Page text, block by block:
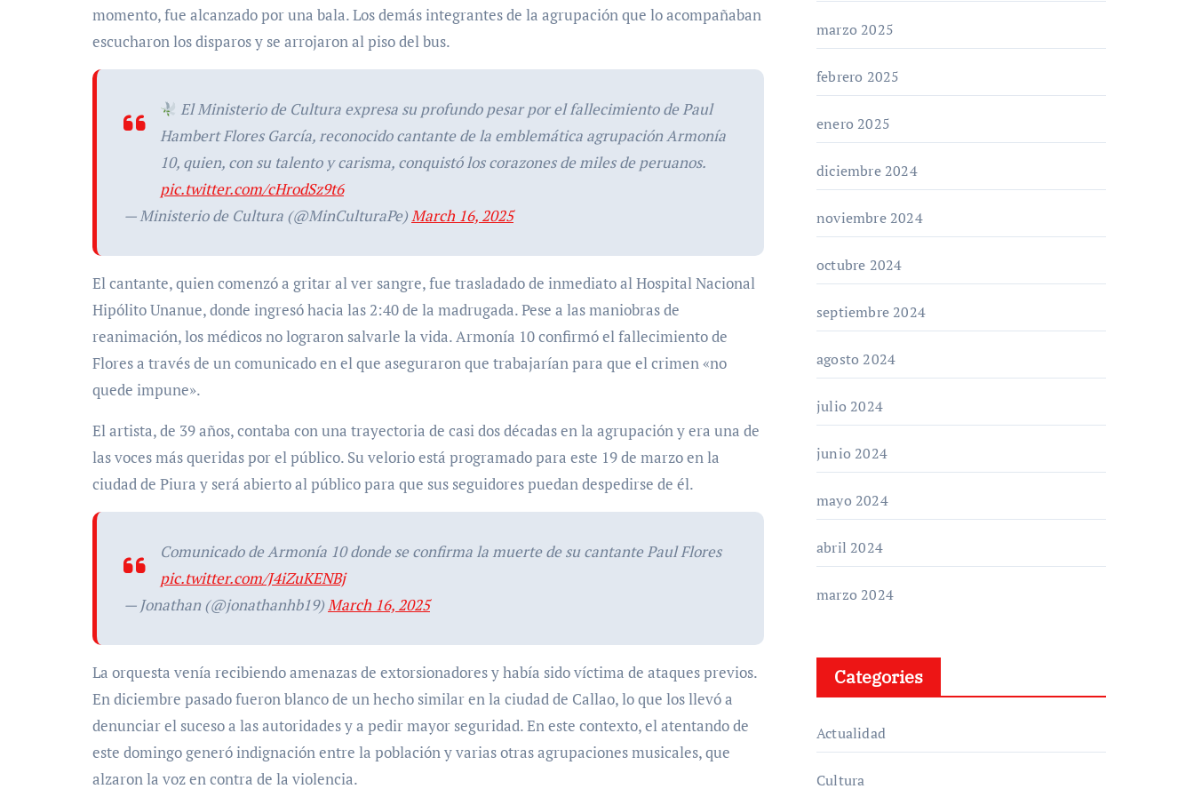
momento, fue alcanzado por una bala. Los demás integrantes de la agrupación que lo acompañaban
escucharon los disparos y se arrojaron al piso del bus.
El Ministerio de Cultura expresa su profundo pesar por el fallecimiento de Paul
Hambert Flores García, reconocido cantante de la emblemática agrupación Armonía
10, quien, con su talento y carisma, conquistó los corazones de miles de peruanos.
pic.twitter.com/cHrodSz9t6
— Ministerio de Cultura (@MinCulturaPe)March 16, 2025
El cantante, quien comenzó a gritar al ver sangre, fue trasladado de inmediato al Hospital Nacional
Hipólito Unanue, donde ingresó hacia las 2:40 de la madrugada. Pese a las maniobras de
reanimación, los médicos no lograron salvarle la vida. Armonía 10 confirmó el fallecimiento de
Flores a través de un comunicado en el que aseguraron que trabajarían para que el crimen «no
quede impune».
El artista, de 39 años, contaba con una trayectoria de casi dos décadas en la agrupación y era una de
las voces más queridas por el público. Su velorio está programado para este 19 de marzo en la
ciudad de Piura y será abierto al público para que sus seguidores puedan despedirse de él.
Comunicado de Armonía 10 donde se confirma la muerte de su cantante Paul Flores
pic.twitter.com/J4iZuKENBj
— Jonathan (@jonathanhb19)March 16, 2025
La orquesta venía recibiendo amenazas de extorsionadores y había sido víctima de ataques previos.
En diciembre pasado fueron blanco de un hecho similar en la ciudad de Callao, lo que los llevó a
denunciar el suceso a las autoridades y a pedir mayor seguridad. En este contexto, el atentando de
este domingo generó indignación entre la población y varias otras agrupaciones musicales, que
alzaron la voz en contra de la violencia.
marzo 2025
febrero 2025
enero 2025
diciembre 2024
noviembre 2024
octubre 2024
septiembre 2024
agosto 2024
julio 2024
junio 2024
mayo 2024
abril 2024
marzo 2024
Categories
Actualidad
Cultura